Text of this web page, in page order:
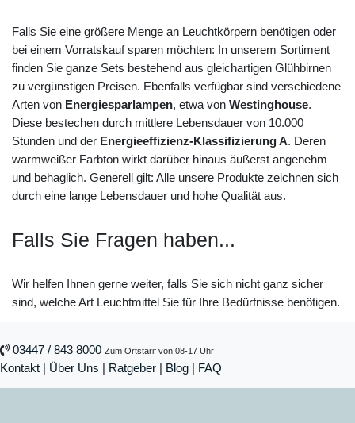
Falls Sie eine größere Menge an Leuchtkörpern benötigen oder
bei einem Vorratskauf sparen möchten: In unserem Sortiment
finden Sie ganze Sets bestehend aus gleichartigen Glühbirnen
zu vergünstigen Preisen. Ebenfalls verfügbar sind verschiedene
Arten von Energiesparlampen, etwa von Westinghouse.
Diese bestechen durch mittlere Lebensdauer von 10.000
Stunden und der Energieeffizienz-Klassifizierung A. Deren
warmweißer Farbton wirkt darüber hinaus äußerst angenehm
und behaglich. Generell gilt: Alle unsere Produkte zeichnen sich
durch eine lange Lebensdauer und hohe Qualität aus.
Falls Sie Fragen haben...
Wir helfen Ihnen gerne weiter, falls Sie sich nicht ganz sicher
sind, welche Art Leuchtmittel Sie für Ihre Bedürfnisse benötigen.
03447 / 843 8000 Zum Ortstarif von 08-17 Uhr
Kontakt | Über Uns | Ratgeber | Blog | FAQ